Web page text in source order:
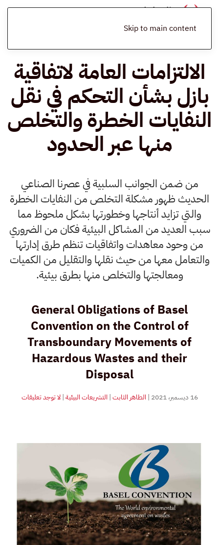
Skip to main content
التحكم في نقل النفايات الخطرة والتخلص منها عبر الحدود
الالتزامات العامة لاتفاقية
بازل بشأن التحكم في نقل
النفايات الخطرة والتخلص
منها عبر الحدود
من ضمن الجوانب السلبية في عصرنا الصناعي
الحديث ظهور مشكلة التخلص من النفايات الخطرة
والتي تزايد أنتاجها وخطورتها بشكل ملحوظ مما
سبب العديد من المشاكل البيئية فكان من الضروري
من وحود معاهدات واتفاقيات تنظم طرق إدارتها
والتعامل معها من حيث نقلها والتقليل من الكميات
ومعالجتها والتخلص منها بطرق بيئية.
General Obligations of Basel
Convention on the Control of
Transboundary Movements of
Hazardous Wastes and their
Disposal
16 ديسمبر، 2021 | الطاهر الثابت| التشريعات البيئية|لا توجد تعليقاتعلى
بشأن
منها
عبر
الحدود